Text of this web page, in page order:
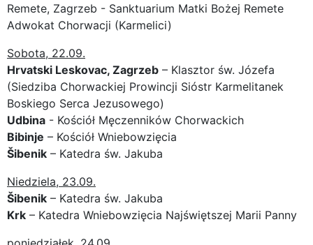
Remete, Zagrzeb - Sanktuarium Matki Bożej Remete
Adwokat Chorwacji (Karmelici)
Sobota, 22.09.
Hrvatski Leskovac, Zagrzeb – Klasztor św. Józefa
(Siedziba Chorwackiej Prowincji Sióstr Karmelitanek
Boskiego Serca Jezusowego)
Udbina - Kościół Męczenników Chorwackich
Bibinje – Kościół Wniebowzięcia
Šibenik – Katedra św. Jakuba
Niedziela, 23.09.
Šibenik – Katedra św. Jakuba
Krk – Katedra Wniebowzięcia Najświętszej Marii Panny